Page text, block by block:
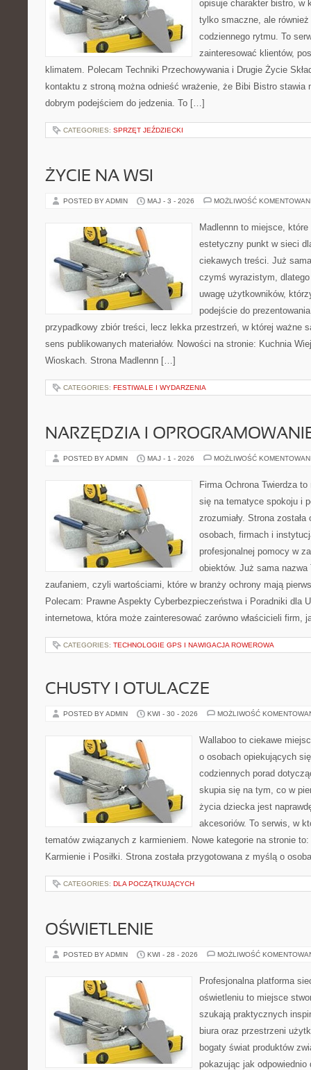
opisuje charakter bistro, w
tylko smaczne, ale również
codziennego rytmu. To
zainteresować klientów,
klimatem. Polecam Techniki Przechowywania i Drugie Życie
kontaktu z stroną można odnieść wrażenie, że Bibi Bistro stawia
dobrym podejściem do jedzenia. To […]
CATEGORIES: SPRZĘT JEŹDZIECKI
ŻYCIE NA WSI
POSTED BY ADMIN MAJ - 3 - 2026 MOŻLIWOŚĆ
Madlennn to miejsce,
estetyczny punkt w sieci
ciekawych treści. Już
czymś wyrazistym,
uwagę użytkowników,
podejście do
przypadkowy zbiór treści, lecz lekka przestrzeń, w której ważne
sens publikowanych materiałów. Nowości na stronie: Kuchnia
Wioskach. Strona Madlennn […]
CATEGORIES: FESTIWALE I WYDARZENIA
NARZĘDZIA I
POSTED BY ADMIN MAJ - 1 - 2026 MOŻLIWOŚĆ
Firma Ochrona Twierdza
się na tematyce spokoju i
zrozumiały. Strona
osobach, firmach i
profesjonalnej pomocy w
obiektów. Już sama
zaufaniem, czyli wartościami, które w branży ochrony mają
Polecam: Prawne Aspekty Cyberbezpieczeństwa i Poradniki dla
internetowa, która może zainteresować zarówno właścicieli firm,
CATEGORIES: TECHNOLOGIE GPS I NAWIGACJA ROWEROWA
CHUSTY I OTULACZE
POSTED BY ADMIN KWI - 30 - 2026 MOŻLIWOŚĆ
Wallaboo to ciekawe
o osobach opiekujących
codziennych porad
skupia się na tym, co w
życia dziecka jest
akcesoriów. To serwis, w
tematów związanych z karmieniem. Nowe kategorie na stronie
Karmienie i Posiłki. Strona została przygotowana z myślą o
CATEGORIES: DLA POCZĄTKUJĄCYCH
OŚWIETLENIE
POSTED BY ADMIN KWI - 28 - 2026 MOŻLIWOŚĆ
Profesjonalna platforma
oświetleniu to miejsce
szukają praktycznych
biura oraz przestrzeni
bogaty świat produktów
pokazując jak odpowiednio